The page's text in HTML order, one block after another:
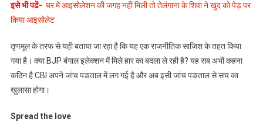
इसे भी पढें- घर में आइसोलेशन की जगह नहीं मिली तो तेलंगाना के शिवा ने खुद को पेड़ पर
किया आइसोलेट
तृणमूल के तरफ से यही बताया जा रहा है कि यह एक राजनीतिक साजिश के तहत किया
गया है। क्या BJP बंगाल इलेक्शन में मिले हार का बदला ले रही है? यह सब अभी कहना
कठिन है CBI अपने जांच पङताल में लग गई है और अब इसी जांच पङताल से सच का
खुलासा होगा।
Spread the love